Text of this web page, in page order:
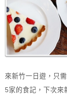
來新竹一日遊，只
5家的食記，下次來